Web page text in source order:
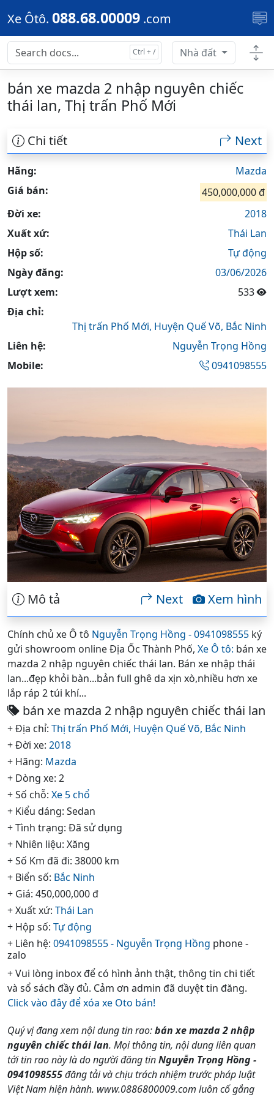
Skip to main content
Xe Ôtô. 088.68.00009 .com
Nhà đất
bán xe mazda 2 nhập nguyên chiếc
thái lan, Thị trấn Phố Mới
Chi tiết Next
Hãng:
Mazda
Giá bán:
450,000,000 đ
Đời xe:
2018
Xuất xứ:
Thái Lan
Hộp số:
Tự động
Ngày đăng:
03/06/2026
Lượt xem:
533
Địa chỉ:
Thị trấn Phố Mới, Huyện Quế Võ, Bắc Ninh
Liên hệ:
Nguyễn Trọng Hồng
Mobile:
0941098555
Mô tả Xem hình
Next
Chính chủ xe Ô tô Nguyễn Trọng Hồng - 0941098555 ký
gửi showroom online Địa Ốc Thành Phố, Xe Ô tô: bán xe
mazda 2 nhập nguyên chiếc thái lan. Bán xe nhập thái
lan...đẹp khỏi bàn...bản full ghê da xịn xò,nhiều hơn xe
lắp ráp 2 túi khí...
bán xe mazda 2 nhập nguyên chiếc thái lan
+ Địa chỉ: Thị trấn Phố Mới, Huyện Quế Võ, Bắc Ninh
+ Đời xe: 2018
+ Hãng: Mazda
+ Dòng xe: 2
+ Số chỗ: Xe 5 chổ
+ Kiểu dáng: Sedan
+ Tình trạng: Đã sử dụng
+ Nhiên liệu: Xăng
+ Số Km đã đi: 38000 km
+ Biển số: Bắc Ninh
+ Giá: 450,000,000 đ
+ Xuất xứ: Thái Lan
+ Hộp số: Tự động
+ Liên hệ: 0941098555 - Nguyễn Trọng Hồng phone -
zalo
+ Vui lòng inbox để có hình ảnh thật, thông tin chi tiết
và sổ sách đầy đủ. Cảm ơn admin đã duyệt tin đăng.
Click vào đây để xóa xe Oto bán!
Quý vị đang xem nội dung tin rao:bán xe mazda 2 nhập
nguyên chiếc thái lan. Mọi thông tin, nội dung liên quan
tới tin rao này là do người đăng tinNguyễn Trọng Hồng -
0941098555đăng tải và chịu trách nhiệm trước pháp luật
Việt Nam hiện hành. www.0886800009.com luôn cố gắng